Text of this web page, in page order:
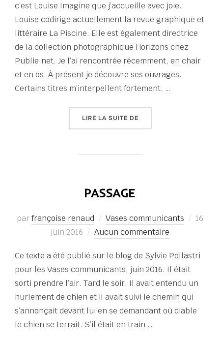
c’est Louise Imagine que j’accueille avec joie.
Louise codirige actuellement la revue graphique et
littéraire La Piscine. Elle est également directrice
de la collection photographique Horizons chez
Publie.net. Je l’ai rencontrée récemment, en chair
et en os. À présent je découvre ses ouvrages.
Certains titres m’interpellent fortement. …
LIRE LA SUITE DE« VASES
PASSAGE
parfrançoise renaud Vases communicants
Publié
16
juin 2016
Aucun commentaire
Ce texte a été publié sur le blog de Sylvie Pollastri
pour les Vases communicants, juin 2016. Il était
sorti prendre l’air. Tard le soir. Il avait entendu un
hurlement de chien et il avait suivi le chemin qui
s’annonçait devant lui en se demandant où diable
le chien se terrait. S’il était en train …